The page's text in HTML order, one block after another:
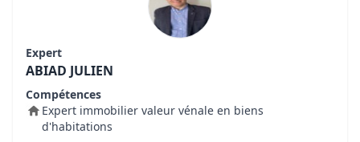
Expert
ABIAD JULIEN
Compétences
Expert immobilier valeur vénale en biens
d'habitations